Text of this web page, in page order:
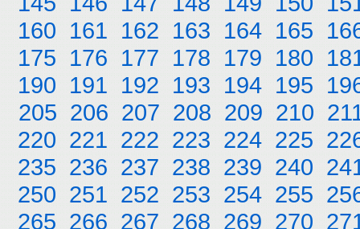
160 161 162 163 164 165
175 176 177 178 179 180
190 191 192 193 194 195
205 206 207 208 209 210
220 221 222 223 224 225
235 236 237 238 239 240
250 251 252 253 254 255
265 266 267 268 269 270